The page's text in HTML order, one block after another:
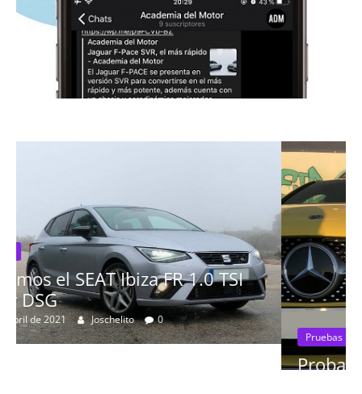
Pruebas
Probamos el Mercedes-Benz A200d